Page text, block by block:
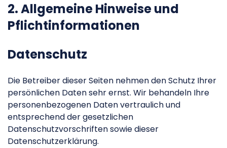
2. Allgemeine Hinweise und
Pflichtinformationen
Datenschutz
Die Betreiber dieser Seiten nehmen den Schutz Ihrer
persönlichen Daten sehr ernst. Wir behandeln Ihre
personenbezogenen Daten vertraulich und
entsprechend der gesetzlichen
Datenschutzvorschriften sowie dieser
Datenschutzerklärung.